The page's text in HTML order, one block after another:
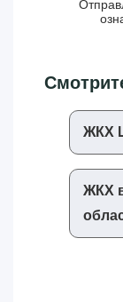
ЖКХ
ЖКХ